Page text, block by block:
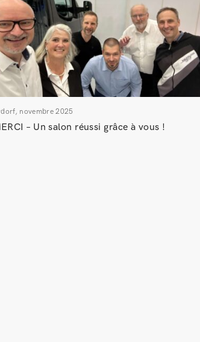
novembre 2025
– Un salon réussi grâce à vous !